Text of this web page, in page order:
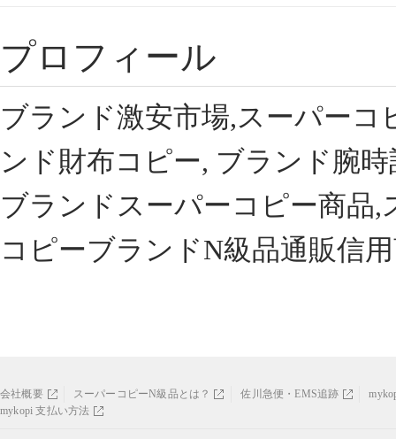
プロフィール
ブランド激安市場,スーパー
ンド財布コピー, ブランド腕
ブランドスーパーコピー商品
コピーブランドN級品通販信
会社概要 スーパーコピーN級品とは？ 佐川急便・EMS追跡
mykopi 支払い方法